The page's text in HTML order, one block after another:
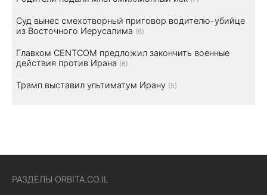
Суд вынес смехотворный приговор водителю-убийце
из Восточного Иерусалима (6)
Главком CENTCOM предложил закончить военные
действия против Ирана (6)
Трамп выставил ультиматум Ирану (5)
РАЗДЕЛЫ ORBITA.CO.IL